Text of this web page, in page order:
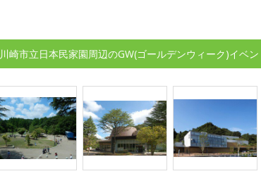
川崎市立日本民家園周辺のGW(ゴールデンウィーク)イベ